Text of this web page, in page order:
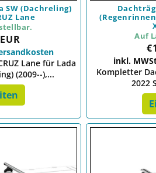
SW (Dachreling)
Lane
Lane für Lada
(2009--),...
Auf
inkl.
Kompletter
2022